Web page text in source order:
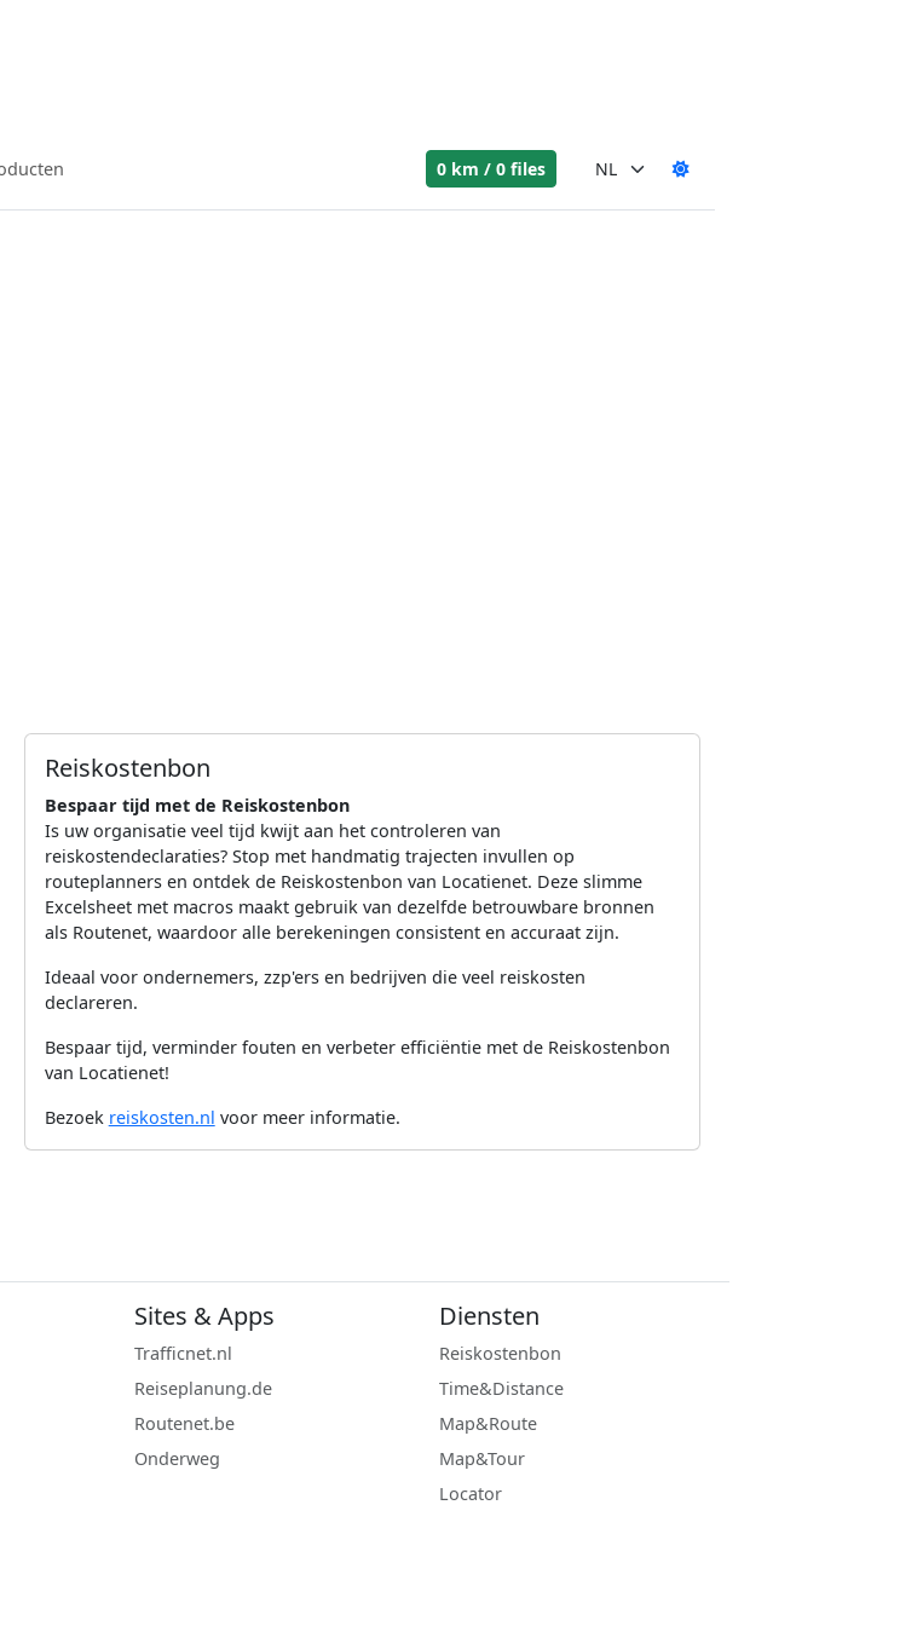
0 km / 0 files
Reiskostenbon
Bespaar tijd met de Reiskostenbon
Is uw organisatie veel tijd kwijt aan het controleren van
reiskostendeclaraties? Stop met handmatig trajecten invullen op
routeplanners en ontdek de Reiskostenbon van Locatienet. Deze slimme
Excelsheet met macros maakt gebruik van dezelfde betrouwbare bronnen
als Routenet, waardoor alle berekeningen consistent en accuraat zijn.
Ideaal voor ondernemers, zzp'ers en bedrijven die veel reiskosten
declareren.
Bespaar tijd, verminder fouten en verbeter efficiëntie met de Reiskostenbon
van Locatienet!
Bezoek reiskosten.nl voor meer informatie.
Sites & Apps
Trafficnet.nl
Reiseplanung.de
Routenet.be
Onderweg
Diensten
Reiskostenbon
Time&Distance
Map&Route
Map&Tour
Locator